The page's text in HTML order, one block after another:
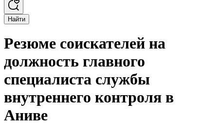
Найти
Резюме соискателей на
должность главного
специалиста службы
внутреннего контроля в
Аниве